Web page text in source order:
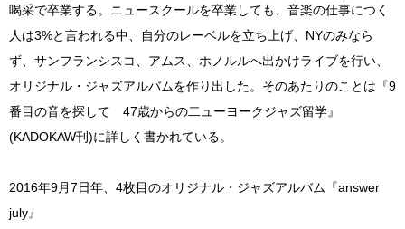
喝采で卒業する。ニュースクールを卒業しても、音楽の仕事につく
人は3%と言われる中、自分のレーベルを立ち上げ、NYのみなら
ず、サンフランシスコ、アムス、ホノルルへ出かけライブを行い、
オリジナル・ジャズアルバムを作り出した。そのあたりのことは『9
番目の音を探して 47歳からの二ューヨークジャズ留学』
(KADOKAW刊)に詳しく書かれている。
2016年9月7日年、4枚目のオリジナル・ジャズアルバム『answer
july』